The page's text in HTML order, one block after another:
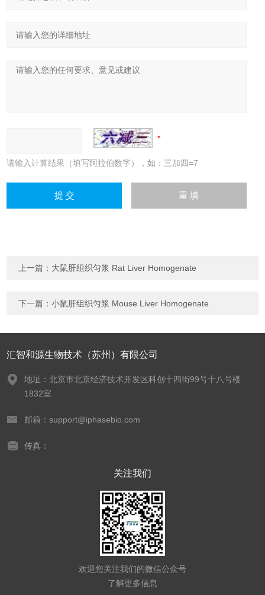
请输入计算结果（填写阿拉伯数字），如：三加四=7
上一篇： 大鼠肝组织匀浆 Rat Liver Homogenate
下一篇：小鼠肝组织匀浆 Mouse Liver Homogenate
汇智和源生物技术（苏州）有限公司
地址：北京市北京经济技术开发区科创十四街99号十八号楼
1832室
邮箱：support@iphasebio.com
传真：
关注我们
欢迎您关注我们的微信公众号
了解更多信息